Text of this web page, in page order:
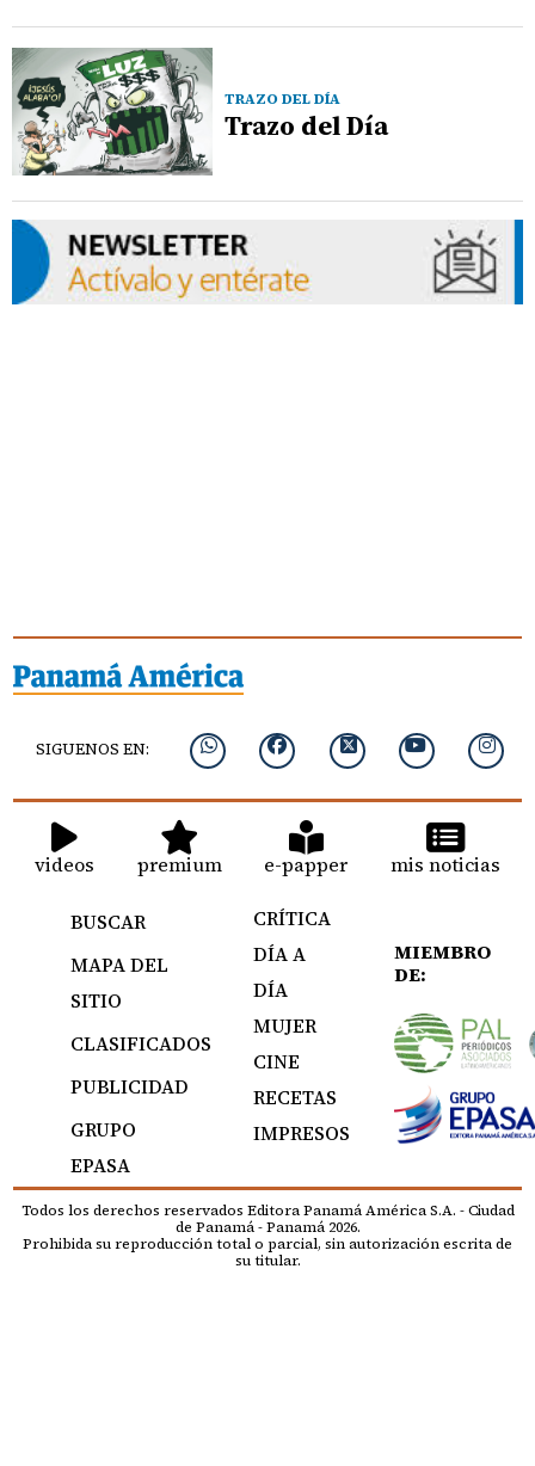
TRAZO DEL DÍA
Trazo del Día
SIGUENOS EN:
videos premium e-papper mis noticias
BUSCAR
MAPA DEL
SITIO
CLASIFICADOS
PUBLICIDAD
GRUPO
EPASA
CRÍTICA
DÍA A
DÍA
MUJER
CINE
RECETAS
IMPRESOS
MIEMBRO
DE:
Todos los derechos reservados Editora Panamá América S.A. - Ciudad
de Panamá - Panamá 2026.
Prohibida su reproducción total o parcial, sin autorización escrita de
su titular.